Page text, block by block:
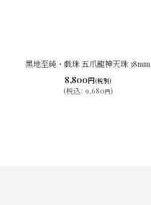
黒地至純・戯珠 五爪龍神天珠 38mm
8,800円(税別)
(税込: 9,680円)